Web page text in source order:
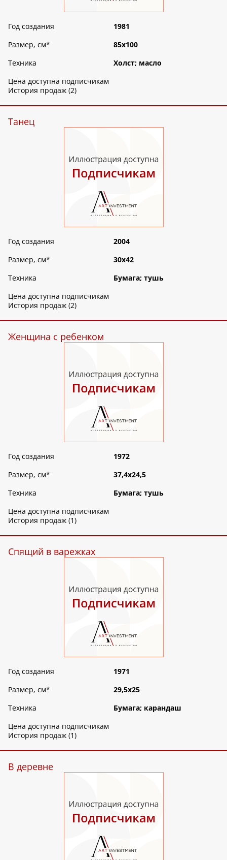
Год создания
1981
Размер, см*
85х100
Техника
Холст; масло
Цена доступна подписчикам
История продаж (2)
Танец
Год создания
2004
Размер, см*
30х42
Техника
Бумага; тушь
Цена доступна подписчикам
История продаж (2)
Женщина с ребенком
Год создания
1972
Размер, см*
37,4х24,5
Техника
Бумага; тушь
Цена доступна подписчикам
История продаж (1)
Спящий в варежках
Год создания
1971
Размер, см*
29,5х25
Техника
Бумага; карандаш
Цена доступна подписчикам
История продаж (1)
В деревне